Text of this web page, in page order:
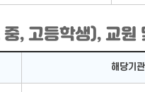
, 고등학생), 교원
해당기관